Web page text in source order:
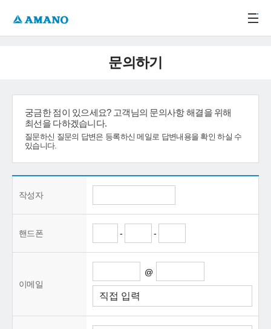
문의하기
궁금한 점이 있으세요? 고객님의 문의사항 해결을 위해
최선을 다하겠습니다.
질문하신 질문의 답변은 등록하신 메일로 답변내용을 확인 하실 수
있습니다.
작성자
핸드폰 - -
이메일
@